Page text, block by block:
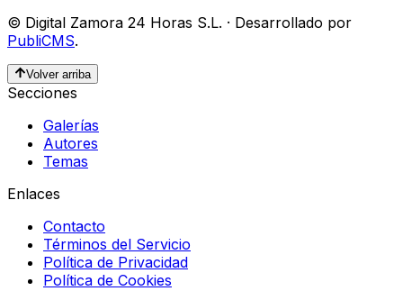
© Digital Zamora 24 Horas S.L. · Desarrollado por
PubliCMS.
Volver arriba
Secciones
Galerías
Autores
Temas
Enlaces
Contacto
Términos del Servicio
Política de Privacidad
Política de Cookies